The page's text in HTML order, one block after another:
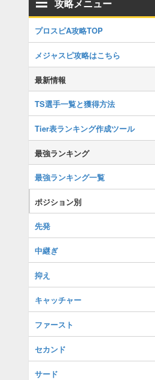
攻略メニュー
プロスピA攻略TOP
メジャスピ攻略はこちら
最新情報
TS選手一覧と獲得方法
Tier表ランキング作成ツール
最強ランキング
最強ランキング一覧
ポジション別
先発
中継ぎ
抑え
キャッチャー
ファースト
セカンド
サード